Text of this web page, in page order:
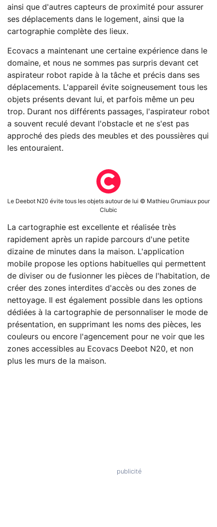
ainsi que d'autres capteurs de proximité pour assurer
ses déplacements dans le logement, ainsi que la
cartographie complète des lieux.
Ecovacs a maintenant une certaine expérience dans le
domaine, et nous ne sommes pas surpris devant cet
aspirateur robot rapide à la tâche et précis dans ses
déplacements. L'appareil évite soigneusement tous les
objets présents devant lui, et parfois même un peu
trop. Durant nos différents passages, l'aspirateur robot
a souvent reculé devant l'obstacle et ne s'est pas
approché des pieds des meubles et des poussières qui
les entouraient.
Le Deebot N20 évite tous les objets autour de lui © Mathieu Grumiaux pour
Clubic
La cartographie est excellente et réalisée très
rapidement après un rapide parcours d'une petite
dizaine de minutes dans la maison. L'application
mobile propose les options habituelles qui permettent
de diviser ou de fusionner les pièces de l'habitation, de
créer des zones interdites d'accès ou des zones de
nettoyage. Il est également possible dans les options
dédiées à la cartographie de personnaliser le mode de
présentation, en supprimant les noms des pièces, les
couleurs ou encore l'agencement pour ne voir que les
zones accessibles au Ecovacs Deebot N20, et non
plus les murs de la maison.